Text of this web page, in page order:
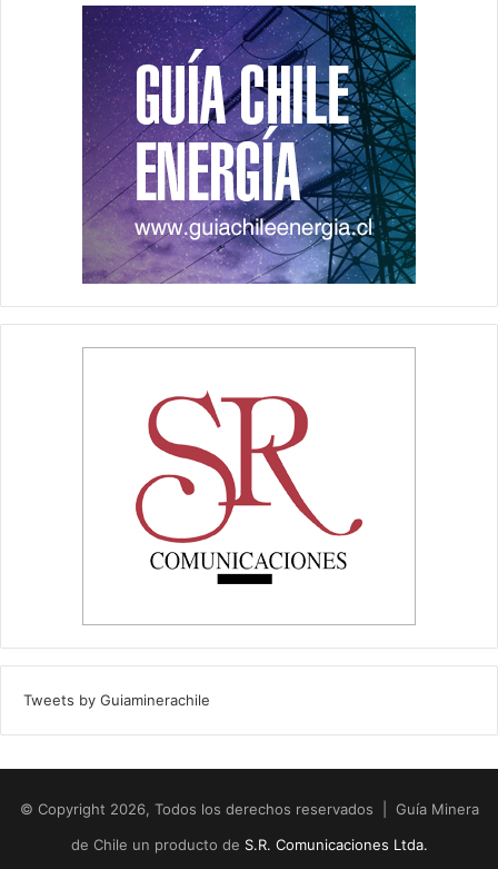
Tweets by Guiaminerachile
© Copyright 2026, Todos los derechos reservados | Guía Minera
de Chile un producto de S.R. Comunicaciones Ltda.